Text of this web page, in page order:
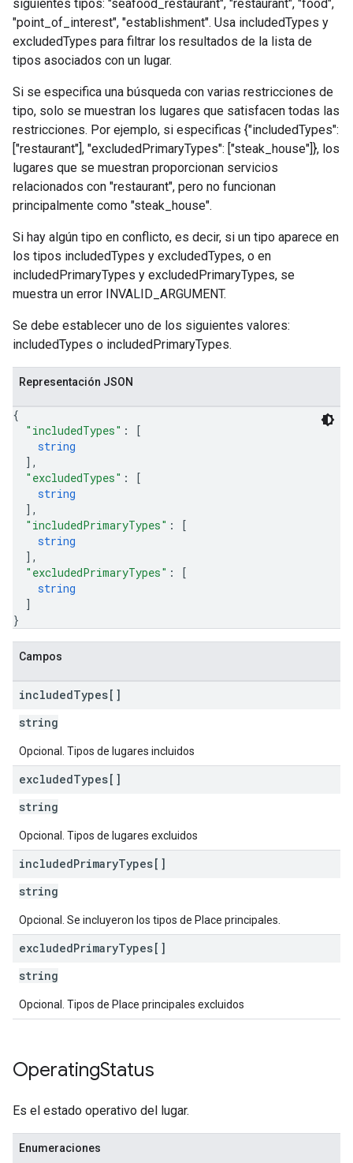
siguientes tipos: "seafood_restaurant", "restaurant", "food",
"point_of_interest", "establishment". Usa includedTypes y
excludedTypes para filtrar los resultados de la lista de
tipos asociados con un lugar.
Si se especifica una búsqueda con varias restricciones de
tipo, solo se muestran los lugares que satisfacen todas las
restricciones. Por ejemplo, si especificas {"includedTypes":
["restaurant"], "excludedPrimaryTypes": ["steak_house"]}, los
lugares que se muestran proporcionan servicios
relacionados con "restaurant", pero no funcionan
principalmente como "steak_house".
Si hay algún tipo en conflicto, es decir, si un tipo aparece en
los tipos includedTypes y excludedTypes, o en
includedPrimaryTypes y excludedPrimaryTypes, se
muestra un error INVALID_ARGUMENT.
Se debe establecer uno de los siguientes valores:
includedTypes o includedPrimaryTypes.
Representación JSON
{
"includedTypes" :
[
string
] ,
"excludedTypes" :
[
string
] ,
"includedPrimaryTypes" :
[
string
] ,
"excludedPrimaryTypes" :
[
string
]
}
Campos
includedTypes[]
string
Opcional. Tipos de lugares incluidos
excludedTypes[]
string
Opcional. Tipos de lugares excluidos
includedPrimaryTypes[]
string
Opcional. Se incluyeron los tipos de Place principales.
excludedPrimaryTypes[]
string
Opcional. Tipos de Place principales excluidos
OperatingStatus
Es el estado operativo del lugar.
Enumeraciones